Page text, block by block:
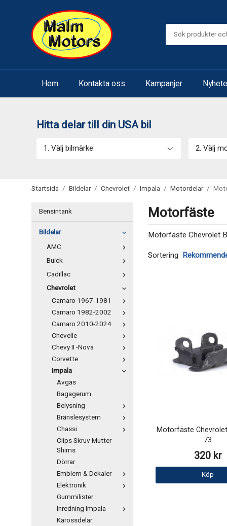
Hem Kontakta oss Kampanjer
Hitta delar till din USA bil
1. Välj bilmärke 2. Välj
Startsida / Bildelar / Chevrolet / Impala / Motordelar /
Bensintank
Bildelar
AMC
Buick
Cadillac
Chevrolet
Camaro 1967-1981
Camaro 1982-2002
Camaro 2010-2024
Chevelle
Chevy II -Nova
Corvette
Impala
Avgas
Bagagerum
Belysning
Bränslesystem
Chassi
Clips Skruv Mutter
Shims
Dörrar
Emblem & Dekaler
Elektronik
Gummilister
Inredning Impala
Karossdelar
Motorfäste
Motorfäste Chevrolet
Sortering
Motorfäste
73
320 kr
Köp